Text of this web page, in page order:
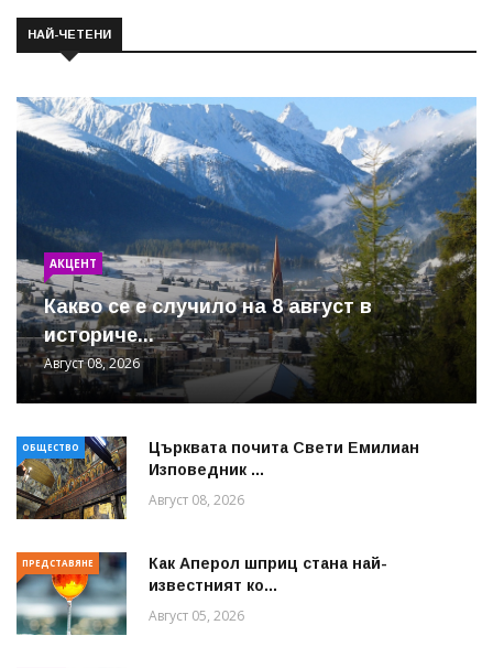
НАЙ-ЧЕТЕНИ
АКЦЕНТ
Какво се е случило на 8 август в
историче...
Август 08, 2026
ОБЩЕСТВО
Църквата почита Свeти Емилиан
Изповедник ...
Август 08, 2026
ПРЕДСТАВЯНЕ
Как Аперол шприц стана най-
известният ко...
Август 05, 2026